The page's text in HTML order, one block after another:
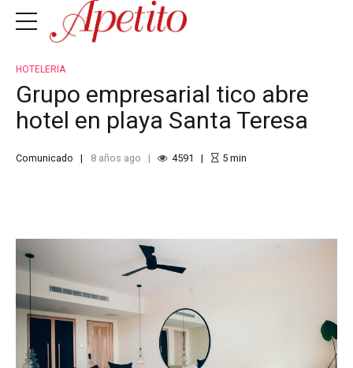
HOTELERIA
Grupo empresarial tico abre
hotel en playa Santa Teresa
Comunicado 8 años ago 4591 5min